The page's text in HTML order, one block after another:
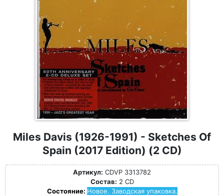
Miles Davis (1926-1991) - Sketches Of
Spain (2017 Edition) (2 CD)
Артикул: CDVP 3313782
Состав: 2 CD
Состояние: Новое. Заводская упаковка.